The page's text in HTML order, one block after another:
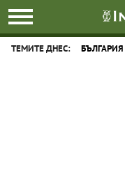
ТЕМИТЕ ДНЕС: